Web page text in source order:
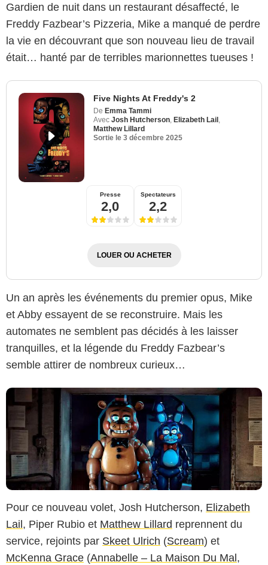
Gardien de nuit dans un restaurant désaffecté, le
Freddy Fazbear’s Pizzeria, Mike a manqué de perdre
la vie en découvrant que son nouveau lieu de travail
était… hanté par de terribles marionnettes tueuses !
Five Nights At Freddy's 2
De Emma Tammi
Avec Josh Hutcherson, Elizabeth Lail ,
Matthew Lillard
Sortie le 3 décembre 2025
Presse
2,0
Spectateurs
2,2
LOUER OU ACHETER
Un an après les événements du premier opus, Mike
et Abby essayent de se reconstruire. Mais les
automates ne semblent pas décidés à les laisser
tranquilles, et la légende du Freddy Fazbear’s
semble attirer de nombreux curieux…
Pour ce nouveau volet, Josh Hutcherson, Elizabeth
Lail , Piper Rubio et Matthew Lillard reprennent du
service, rejoints par Skeet Ulrich (Scream) et
McKenna Grace (Annabelle – La Maison Du Mal ,